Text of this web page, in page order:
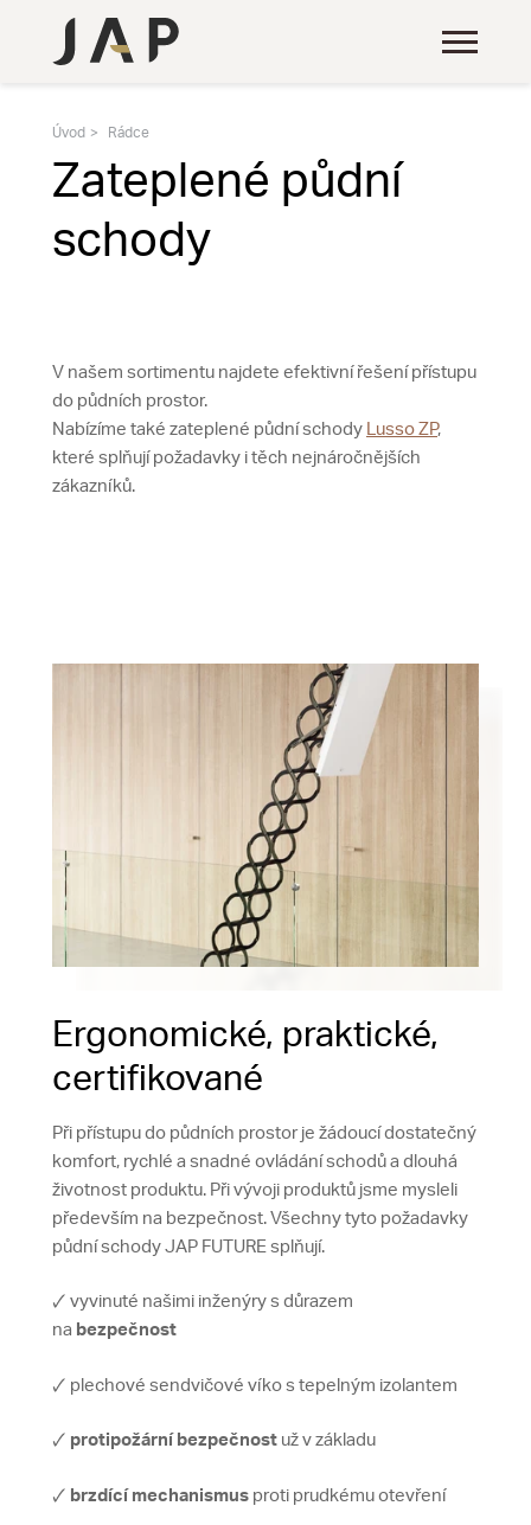
Úvod Rádce
Zateplené půdní
schody
V našem sortimentu najdete efektivní řešení přístupu
do půdních prostor.
Nabízíme také zateplené půdní schody Lusso ZP,
které splňují požadavky i těch nejnáročnějších
zákazníků.
Ergonomické, praktické,
certifikované
Při přístupu do půdních prostor je žádoucí dostatečný
komfort, rychlé a snadné ovládání schodů a dlouhá
životnost produktu. Při vývoji produktů jsme mysleli
především na bezpečnost. Všechny tyto požadavky
půdní schody JAP FUTURE splňují.
🗸 vyvinuté našimi inženýry s důrazem
na bezpečnost
🗸 plechové sendvičové víko s tepelným izolantem
🗸 protipožární bezpečnost už v základu
🗸 brzdící mechanismus proti prudkému otevření